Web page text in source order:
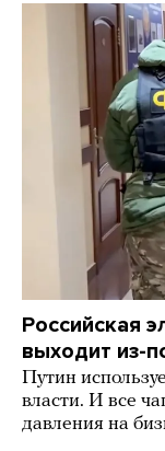
Российская
выходит из-
Путин
власти. И все
давления на